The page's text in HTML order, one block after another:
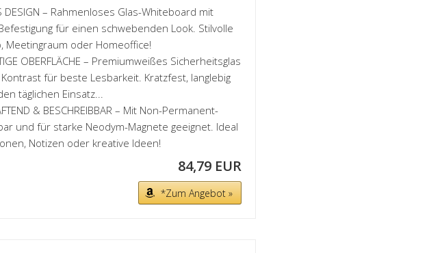
DESIGN – Rahmenloses Glas-Whiteboard mit
für einen schwebenden Look. Stilvolle
Meetingraum oder Homeoffice!
OBERFLÄCHE – Premiumweißes Sicherheitsglas
für beste Lesbarkeit. Kratzfest, langlebig
täglichen Einsatz...
& BESCHREIBBAR – Mit Non-Permanent-
und für starke Neodym-Magnete geeignet. Ideal
Notizen oder kreative Ideen!
84,79 EUR
*Zum Angebot »